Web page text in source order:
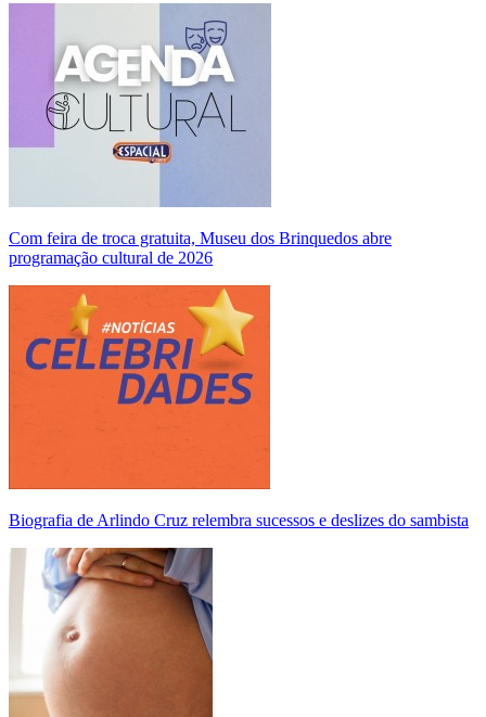
Com feira de troca gratuita, Museu dos Brinquedos abre
programação cultural de 2026
Biografia de Arlindo Cruz relembra sucessos e deslizes do sambista